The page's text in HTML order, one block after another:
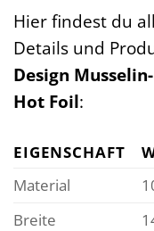
Hier findest du
Details und
Design
Hot Foil:
EIGENSCHAFT
Material
Breite